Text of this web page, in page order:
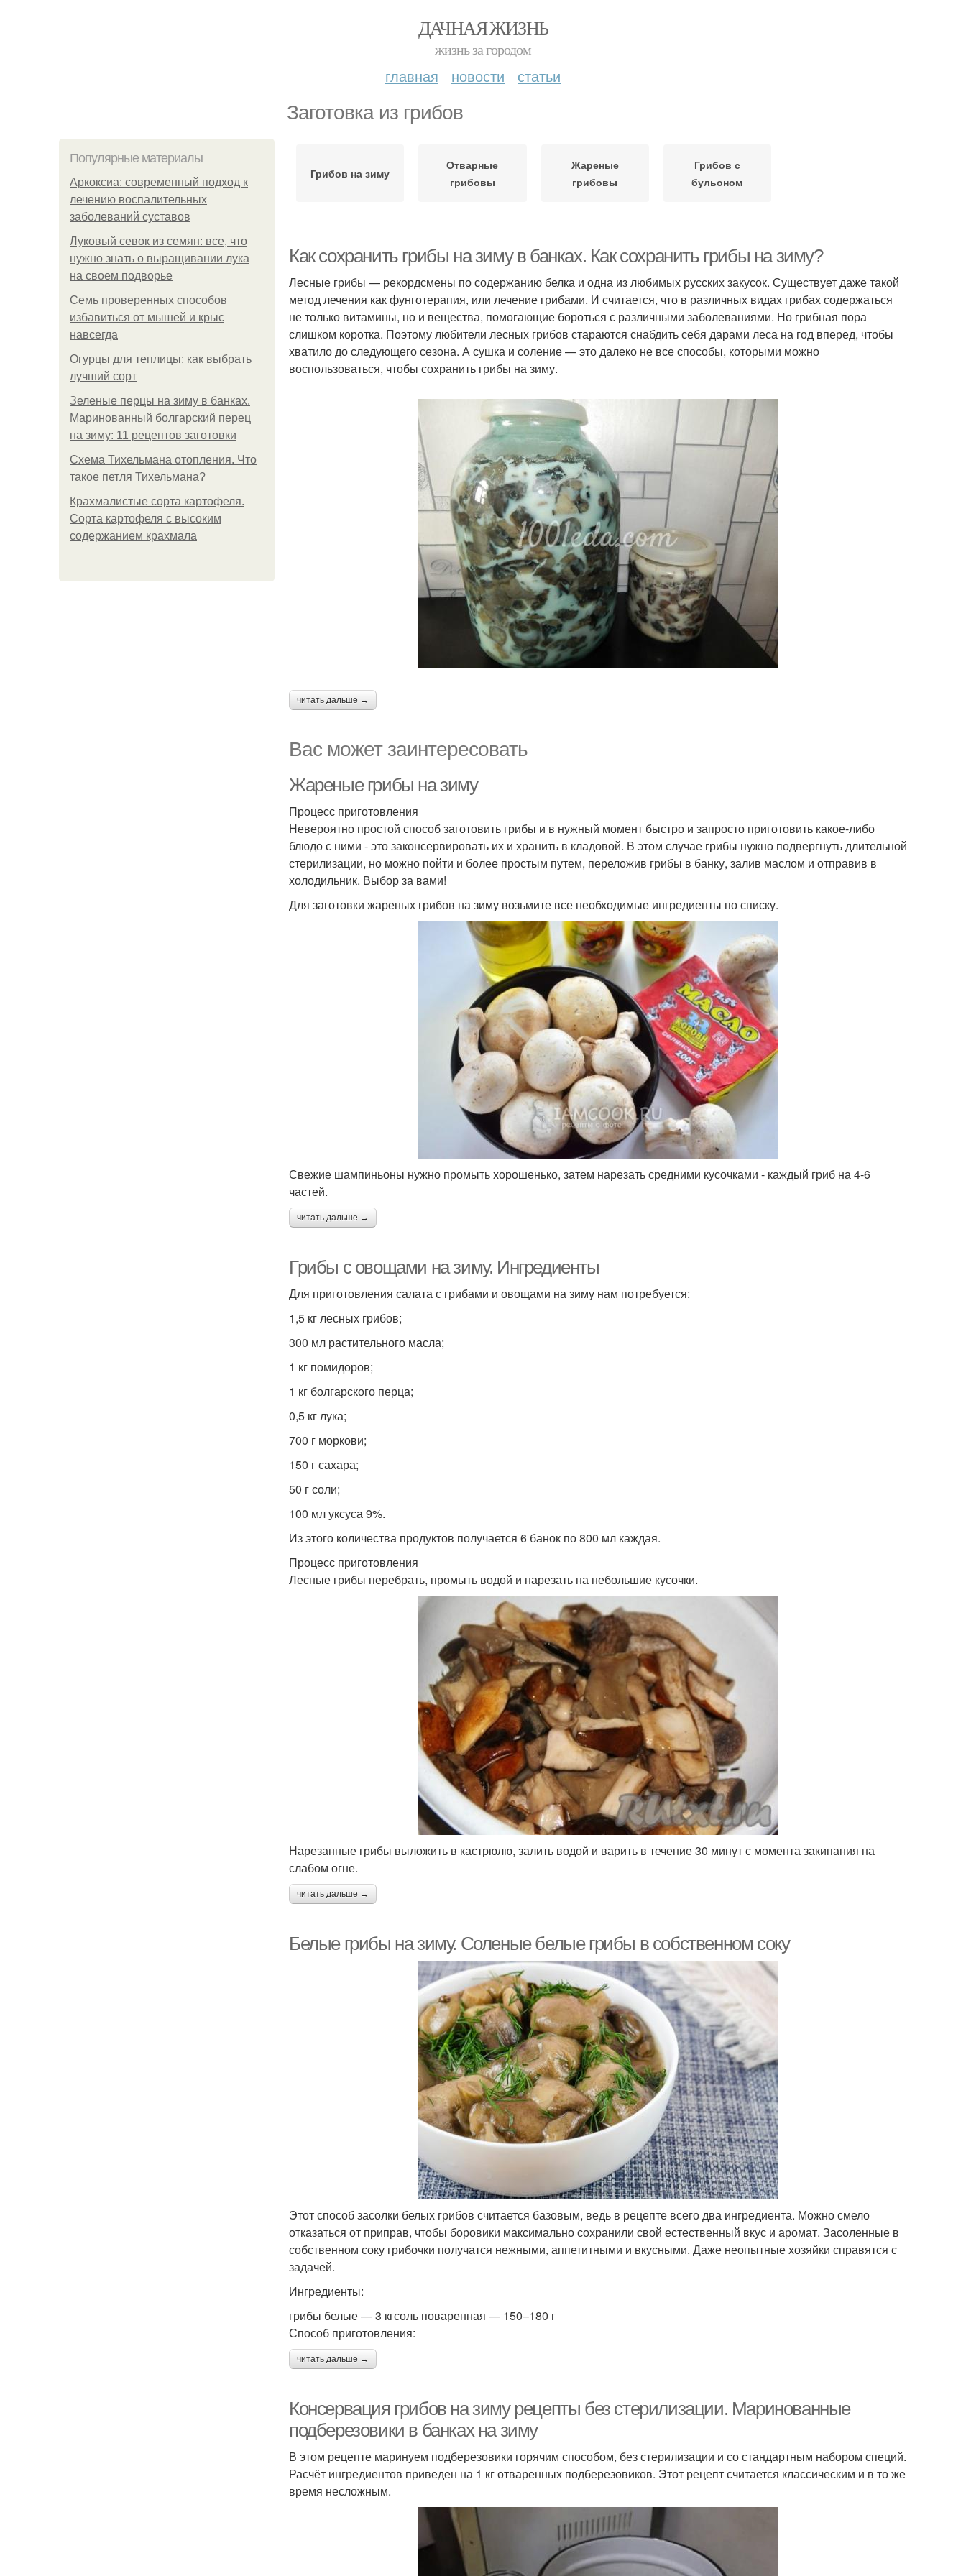
ДАЧНАЯ ЖИЗНЬ
жизнь за городом
главная новости статьи
Заготовка из грибов
Популярные материалы
Аркоксиа: современный подход к
лечению воспалительных
заболеваний суставов
Луковый севок из семян: все, что
нужно знать о выращивании лука
на своем подворье
Семь проверенных способов
избавиться от мышей и крыс
навсегда
Огурцы для теплицы: как выбрать
лучший сорт
Зеленые перцы на зиму в банках.
Маринованный болгарский перец
на зиму: 11 рецептов заготовки
Схема Тихельмана отопления. Что
такое петля Тихельмана?
Крахмалистые сорта картофеля.
Сорта картофеля с высоким
содержанием крахмала
Грибов на зиму
Отварные
грибовы
Жареные
грибовы
Грибов с
бульоном
Как сохранить грибы на зиму в банках. Как сохранить грибы на зиму?
Лесные грибы — рекордсмены по содержанию белка и одна из любимых русских закусок. Существует даже такой
метод лечения как фунготерапия, или лечение грибами. И считается, что в различных видах грибах содержаться
не только витамины, но и вещества, помогающие бороться с различными заболеваниями. Но грибная пора
слишком коротка. Поэтому любители лесных грибов стараются снабдить себя дарами леса на год вперед, чтобы
хватило до следующего сезона. А сушка и соление — это далеко не все способы, которыми можно
воспользоваться, чтобы сохранить грибы на зиму.
читать дальше →
Вас может заинтересовать
Жареные грибы на зиму
Процесс приготовления
Невероятно простой способ заготовить грибы и в нужный момент быстро и запросто приготовить какое-либо
блюдо с ними - это законсервировать их и хранить в кладовой. В этом случае грибы нужно подвергнуть длительной
стерилизации, но можно пойти и более простым путем, переложив грибы в банку, залив маслом и отправив в
холодильник. Выбор за вами!
Для заготовки жареных грибов на зиму возьмите все необходимые ингредиенты по списку.
Свежие шампиньоны нужно промыть хорошенько, затем нарезать средними кусочками - каждый гриб на 4-6
частей.
читать дальше →
Грибы с овощами на зиму. Ингредиенты
Для приготовления салата с грибами и овощами на зиму нам потребуется:
1,5 кг лесных грибов;
300 мл растительного масла;
1 кг помидоров;
1 кг болгарского перца;
0,5 кг лука;
700 г моркови;
150 г сахара;
50 г соли;
100 мл уксуса 9%.
Из этого количества продуктов получается 6 банок по 800 мл каждая.
Процесс приготовления
Лесные грибы перебрать, промыть водой и нарезать на небольшие кусочки.
Нарезанные грибы выложить в кастрюлю, залить водой и варить в течение 30 минут с момента закипания на
слабом огне.
читать дальше →
Белые грибы на зиму. Соленые белые грибы в собственном соку
Этот способ засолки белых грибов считается базовым, ведь в рецепте всего два ингредиента. Можно смело
отказаться от приправ, чтобы боровики максимально сохранили свой естественный вкус и аромат. Засоленные в
собственном соку грибочки получатся нежными, аппетитными и вкусными. Даже неопытные хозяйки справятся с
задачей.
Ингредиенты:
грибы белые — 3 кгсоль поваренная — 150–180 г
Способ приготовления:
читать дальше →
Консервация грибов на зиму рецепты без стерилизации. Маринованные
подберезовики в банках на зиму
В этом рецепте маринуем подберезовики горячим способом, без стерилизации и со стандартным набором специй.
Расчёт ингредиентов приведен на 1 кг отваренных подберезовиков. Этот рецепт считается классическим и в то же
время несложным.